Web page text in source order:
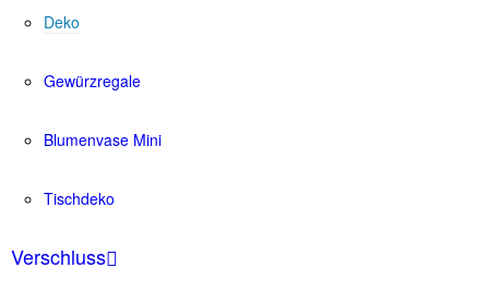
Deko
Gewürzregale
Blumenvase Mini
Tischdeko
Verschluss